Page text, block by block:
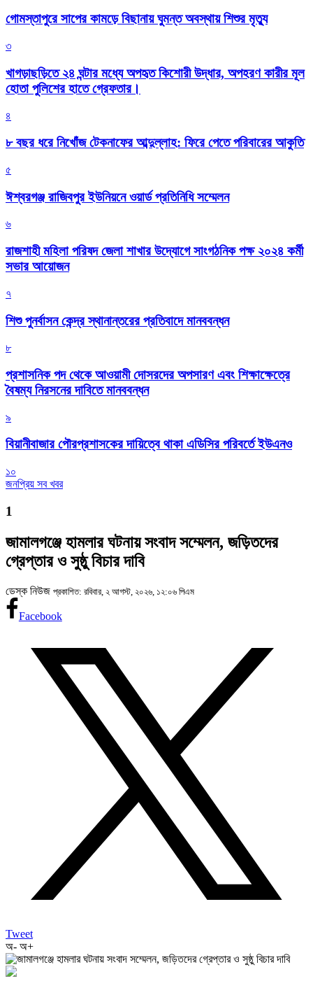
গোমস্তাপুরে সাপের কামড়ে বিছানায় ঘুমন্ত অবস্থায় শিশুর মৃত্যু
৩
খাগড়াছড়িতে ২৪ ঘন্টার মধ্যে অপহৃত কিশোরী উদ্ধার, অপহরণ কারীর মূল
হোতা পুলিশের হাতে গ্রেফতার।
৪
৮ বছর ধরে নিখোঁজ টেকনাফের আব্দুল্লাহ: ফিরে পেতে পরিবারের আকুতি
৫
ঈশ্বরগঞ্জ রাজিবপুর ইউনিয়নে ওয়ার্ড প্রতিনিধি সম্মেলন
৬
রাজশাহী মহিলা পরিষদ জেলা শাখার উদ্যোগে সাংগঠনিক পক্ষ ২০২৪ কর্মী
সভার আয়োজন
৭
শিশু পুনর্বাসন কেন্দ্র স্থানান্তরের প্রতিবাদে মানববন্ধন
৮
প্রশাসনিক পদ থেকে আওয়ামী দোসরদের অপসারণ এবং শিক্ষাক্ষেত্রে
বৈষম্য নিরসনের দাবিতে মানববন্ধন
৯
বিয়ানীবাজার পৌরপ্রশাসকের দায়িত্বে থাকা এডিসির পরিবর্তে ইউএনও
১০
জনপ্রিয় সব খবর
1
জামালগঞ্জে হামলার ঘটনায় সংবাদ সম্মেলন, জড়িতদের
গ্রেপ্তার ও সুষ্ঠু বিচার দাবি
ডেস্ক নিউজ প্রকাশিত: রবিবার, ২ আগস্ট, ২০২৬, ১২:০৬ পিএম
Facebook
Tweet
অ- অ+